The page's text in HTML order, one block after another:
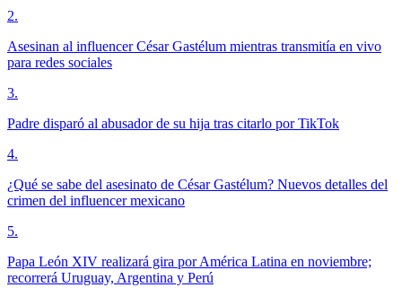
2.
Asesinan al influencer César Gastélum mientras transmitía en vivo
para redes sociales
3.
Padre disparó al abusador de su hija tras citarlo por TikTok
4.
¿Qué se sabe del asesinato de César Gastélum? Nuevos detalles del
crimen del influencer mexicano
5.
Papa León XIV realizará gira por América Latina en noviembre;
recorrerá Uruguay, Argentina y Perú